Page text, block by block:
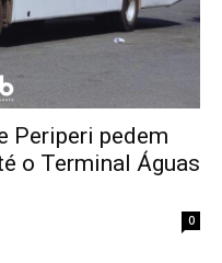
Periperi pedem
o Terminal Águas
0